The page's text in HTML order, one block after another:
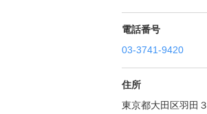
電話番号
03-3741-9420
住所
東京都大田区羽田